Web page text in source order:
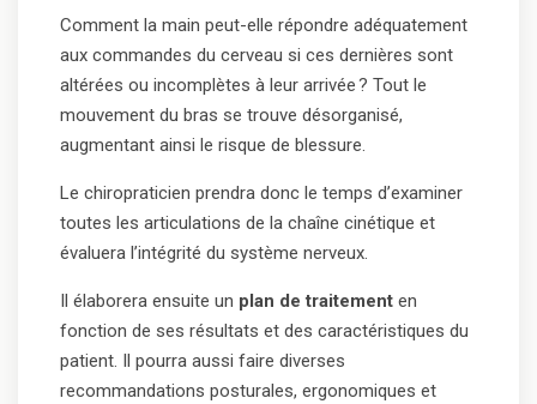
Comment la main peut-elle répondre adéquatement
aux commandes du cerveau si ces dernières sont
altérées ou incomplètes à leur arrivée? Tout le
mouvement du bras se trouve désorganisé,
augmentant ainsi le risque de blessure.
Le chiropraticien prendra donc le temps d’examiner
toutes les articulations de la chaîne cinétique et
évaluera l’intégrité du système nerveux.
Il élaborera ensuite un plan de traitement en
fonction de ses résultats et des caractéristiques du
patient. Il pourra aussi faire diverses
recommandations posturales, ergonomiques et